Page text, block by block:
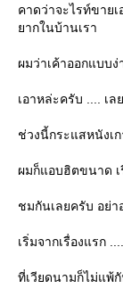
คาดว่าจะไรท์ขาย
ากในบ้านเรา
ผมว่าเค้าออกแบบ
เอาหล่ะครับ .... เ
ช่วงนี้กระแสหนังเ
ผมก็แอบฮิตขนาด เ
ชมกันเลยครับ อย่า
เริ่มจากเรื่องแรก
ที่เวียดนามก็ไม่แพ้กั